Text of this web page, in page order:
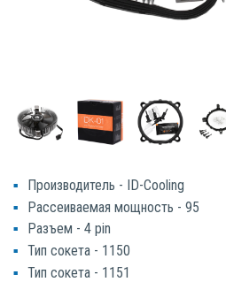
Производитель - ID-Cooling
Рассеиваемая мощность - 95
Разъем - 4 pin
Тип сокета - 1150
Тип сокета - 1151